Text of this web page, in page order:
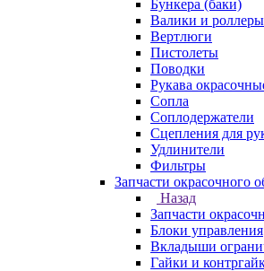
Бункера (баки)
Валики и роллеры
Вертлюги
Пистолеты
Поводки
Рукава
Сопла
Соплодержатели
Сцепления для
Удлинители
Фильтры
Запчасти окрасочного
Назад
Запчасти
Блоки управления
Вкладыши
Гайки и